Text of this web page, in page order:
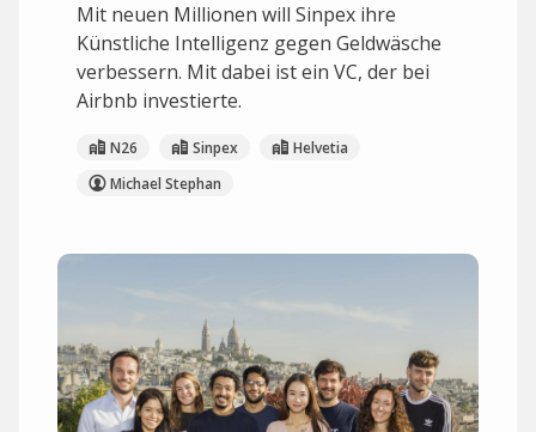
Mit neuen Millionen will Sinpex ihre
Künstliche Intelligenz gegen Geldwäsche
verbessern. Mit dabei ist ein VC, der bei
Airbnb investierte.
N26 Sinpex
Helvetia
Michael Stephan